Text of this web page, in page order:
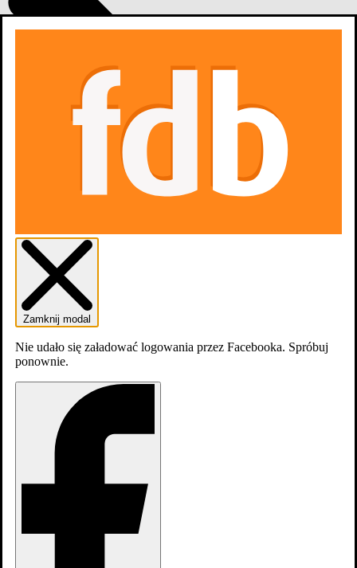
Zamknij modal
Nie udało się załadować logowania przez Facebooka. Spróbuj
ponownie.